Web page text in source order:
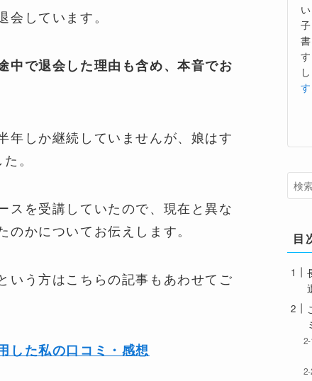
しています。
中で退会した理由も含め、本音でお
年しか継続していませんが、娘はす
。
スを受講していたので、現在と異な
かについてお伝えします。
いう方はこちらの記事もあわせてご
した私の口コミ・感想
目